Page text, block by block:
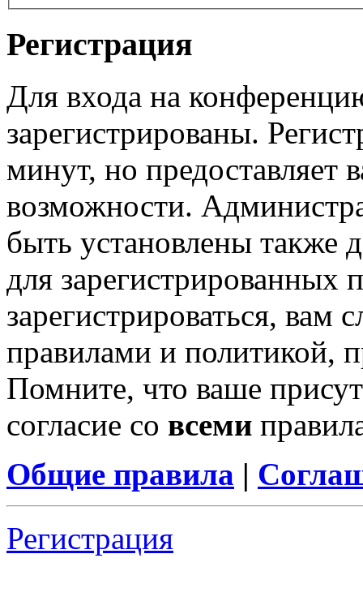
Регистрация
Для входа на
зарегистрированы.
минут, но предоставляет
возможности.
быть установлены также
для зарегистрированных
зарегистрироваться, вам
правилами и политикой,
Помните, что ваше
согласие со всеми
Общие правила |
Регистрация